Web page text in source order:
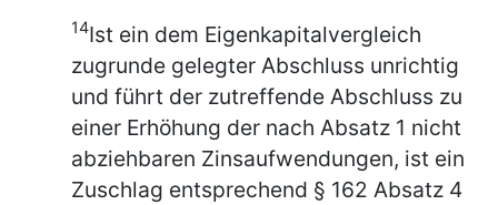
14Ist ein dem Eigenkapitalvergleich
zugrunde gelegter Abschluss unrichtig
und führt der zutreffende Abschluss zu
einer Erhöhung der nach Absatz 1 nicht
abziehbaren Zinsaufwendungen, ist ein
Zuschlag entsprechend § 162 Absatz 4